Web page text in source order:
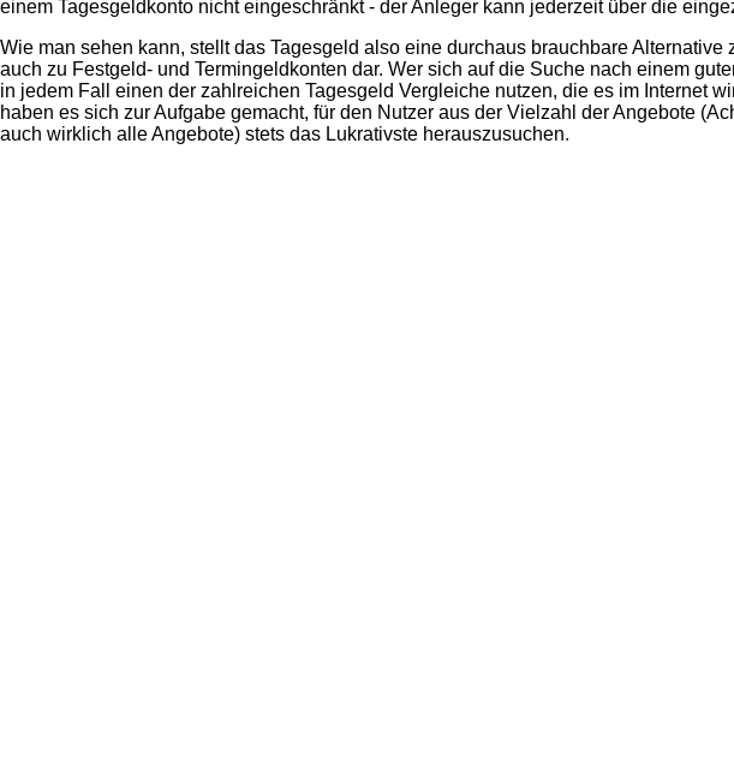
einem Tagesgeldkonto nicht eingeschränkt - der Anleger kann jederzeit über die
Wie man sehen kann, stellt das Tagesgeld also eine durchaus brauchbare Alternative
auch zu Festgeld- und Termingeldkonten dar. Wer sich auf die Suche nach einem
in jedem Fall einen der zahlreichen Tagesgeld Vergleiche nutzen, die es im Internet
haben es sich zur Aufgabe gemacht, für den Nutzer aus der Vielzahl der Angebote
auch wirklich alle Angebote) stets das Lukrativste herauszusuchen.